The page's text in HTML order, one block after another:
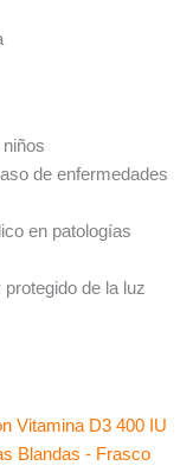
de enfermedades
en patologías
de la luz